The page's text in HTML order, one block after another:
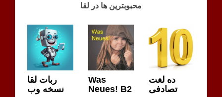
محبوبترین ها در لقا
ربات لقا
نسخه وب
Was
Neues! B2
ده لغت
تصادفی